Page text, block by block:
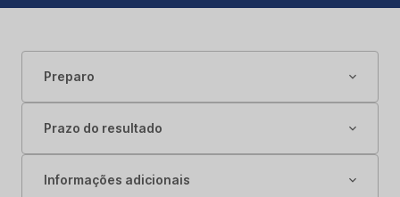
Preparo
Prazo do resultado
Informações adicionais